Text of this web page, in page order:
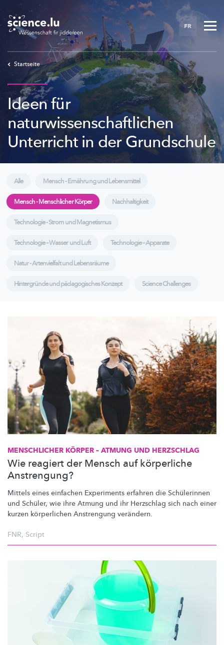
to
main
content
FR
Startseite
Ideen für
naturwissenschaftlichen
Unterricht in der Grundschule
Alle Mensch - Ernährung und Lebensmittel
Mensch - Menschlicher Körper Nachhaltigkeit
Technologie - Strom und Magnetismus
Technologie – Wasser und Luft Technologie – Apparate
Natur - Artenvielfalt und Lebensräume
Hintergründe und pädagogisches Konzept Science Challenges
MENSCHLICHER KÖRPER – ATMUNG UND HERZSCHLAG
Wie reagiert der Mensch auf körperliche
Anstrengung?
Mittels eines einfachen Experiments erfahren die Schülerinnen
und Schüler, wie ihre Atmung und ihr Herzschlag sich nach einer
kurzen körperlichen Anstrengung verändern.
FNR, Script